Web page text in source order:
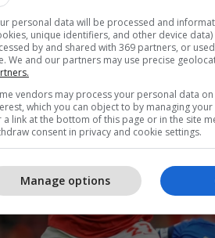
personal data will be processed and
unique identifiers, and other device
by and shared with 369 partners, or
We and our partners may use precise
vendors may process your personal data
which you can object to by managing
a link at the bottom of this page or in the site
consent in privacy and cookie settings.
Manage options